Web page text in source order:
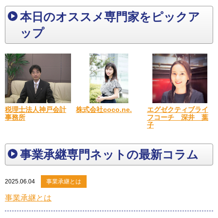
本日のオススメ専門家をピックア
ップ
税理士法人神戸会計
事務所
株式会社coco.ne.
エグゼクティブライ
フコーチ 深井 葉
子
事業承継専門ネットの最新コラム
2025.06.04 事業承継とは
事業承継とは